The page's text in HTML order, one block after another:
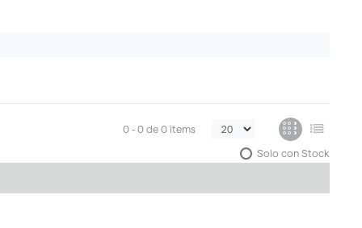
0 - 0 de 0 items
Solo con Stock